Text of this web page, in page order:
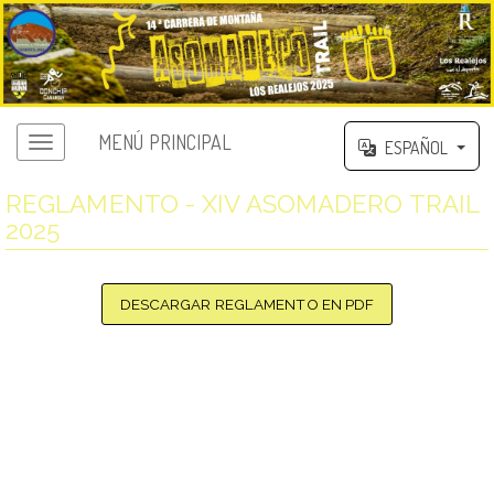
MENÚ PRINCIPAL ESPAÑOL
REGLAMENTO - XIV ASOMADERO TRAIL
2025
DESCARGAR REGLAMENTO EN PDF